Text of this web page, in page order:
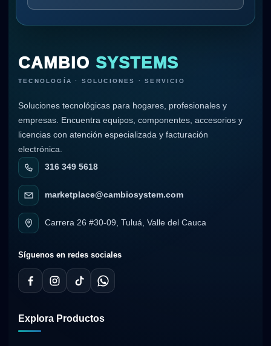
CAMBIO SYSTEMS
TECNOLOGÍA · SOLUCIONES · SERVICIO
Soluciones tecnológicas para hogares, profesionales y
empresas. Encuentra equipos, componentes, accesorios y
licencias con atención especializada y facturación
electrónica.
316 349 5618
marketplace@cambiosystem.com
Carrera 26 #30-09, Tuluá, Valle del Cauca
Síguenos en redes sociales
Explora Productos